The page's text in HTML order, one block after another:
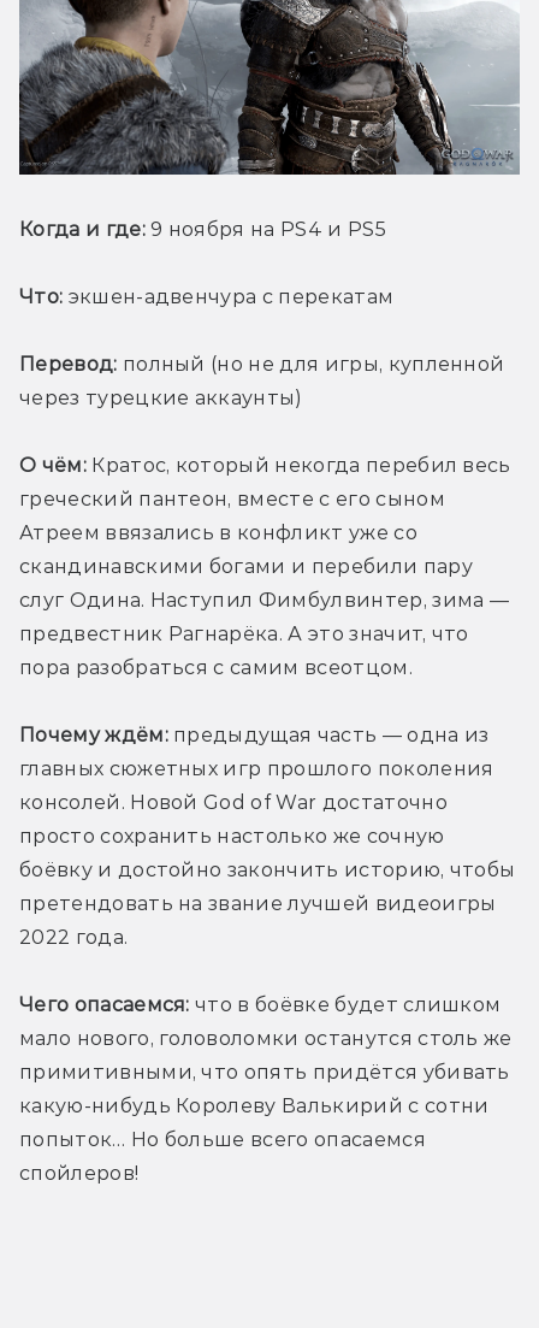
Когда и где: 9 ноября на PS4 и PS5
Что: экшен-адвенчура с перекатам
Перевод: полный (но не для игры, купленной
через турецкие аккаунты)
О чём: Кратос, который некогда перебил весь
греческий пантеон, вместе с его сыном
Атреем ввязались в конфликт уже со
скандинавскими богами и перебили пару
слуг Одина. Наступил Фимбулвинтер, зима —
предвестник Рагнарёка. А это значит, что
пора разобраться с самим всеотцом.
Почему ждём: предыдущая часть — одна из
главных сюжетных игр прошлого поколения
консолей. Новой God of War достаточно
просто сохранить настолько же сочную
боёвку и достойно закончить историю, чтобы
претендовать на звание лучшей видеоигры
2022 года.
Чего опасаемся: что в боёвке будет слишком
мало нового, головоломки останутся столь же
примитивными, что опять придётся убивать
какую-нибудь Королеву Валькирий с сотни
попыток… Но больше всего опасаемся
спойлеров!